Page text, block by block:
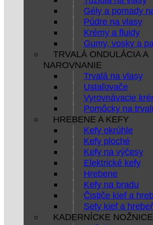
Gély a pomady
Púdre na vlasy
Krémy a fluidy
Gumy, vosky a
TRVALÁ ONDULÁCIA A
NAROVNANIE
Trvalá na vlasy
Ustaľovače
Vyrovnávacie
Pomôcky na
HREBENE A KEFY
Kefy okrúhle
Kefy ploché
Kefy na výčesy
Elektrické kefy
Hrebene
Kefy na bradu
Čističe kief a
Sety kief a
KADERNÍCKE